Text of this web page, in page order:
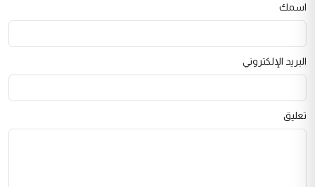
اسمك
البريد الإلكتروني
تعليق